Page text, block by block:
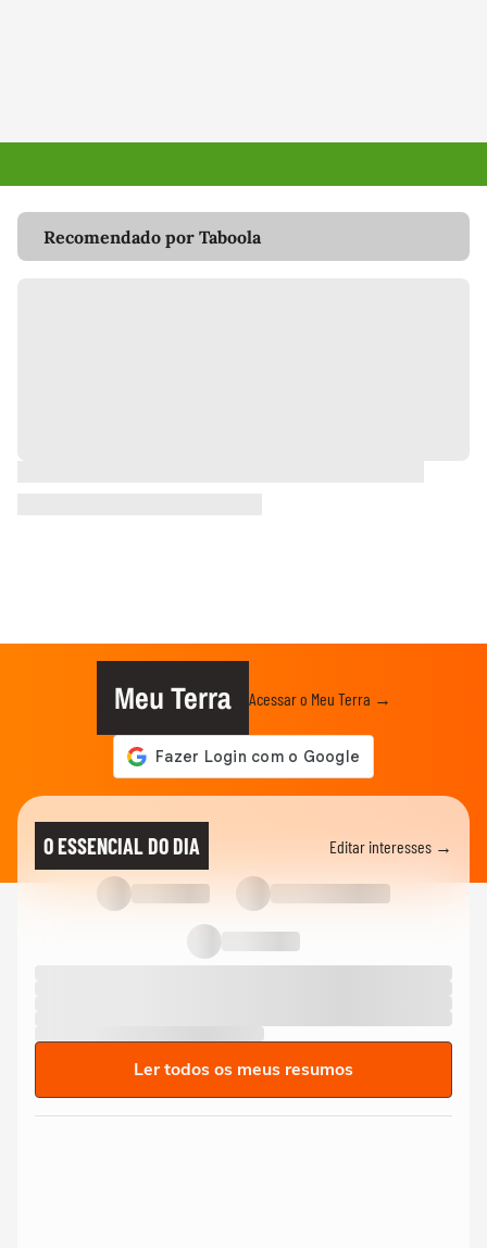
Recomendado por Taboola
Meu Terra Acessar o Meu Terra →
O ESSENCIAL DO DIA Editar interesses →
Ler todos os meus resumos